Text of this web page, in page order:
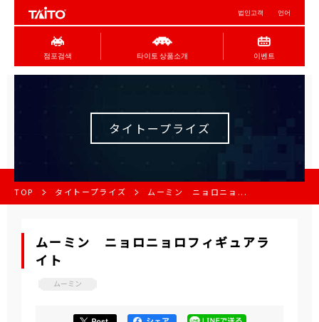
법인고객 언어
점포검색 타이토 상품소개 이벤트
タイトープライズ
TOP タイトープライズ ムーミン ニョロニョ...
ムーミン ニョロニョロフィギュアラ
イト
ムーミン